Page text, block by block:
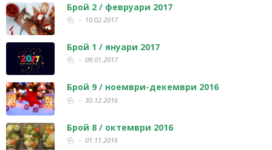
Брой 2 / февруари 2017
10.02.2017
Брой 1 / януари 2017
09.01.2017
Брой 9 / ноември-декември 2016
30.12.2016
Брой 8 / октември 2016
01.11.2016